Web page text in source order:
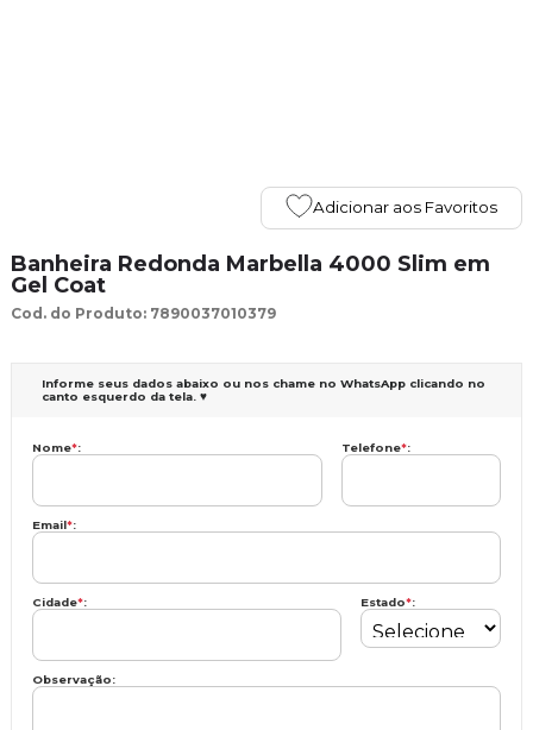
Adicionar aos Favoritos
Banheira Redonda Marbella 4000 Slim em
Gel Coat
Cod. do Produto: 7890037010379
Informe seus dados abaixo ou nos chame no WhatsApp clicando no
canto esquerdo da tela. ♥
Nome*: Telefone*:
Email*:
Cidade*: Estado*:
Observação: